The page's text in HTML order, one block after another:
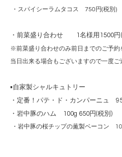
・スパイシーラムタコス 750円(税別)
・前菜盛り合わせ 1名様用1500円
※前菜盛り合わせのみ前日までのご予約
当日出来る場合もございますので一度ご
▪️自家製シャルキュトリー
・定番！パテ・ド・カンパーニュ
・岩中豚のハム 100g 650円(税別)
・岩中豚の桜チップの薫製ベーコン